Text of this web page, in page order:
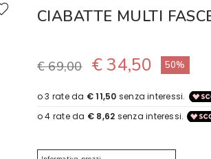
CIABATTE MULTI
€ 69,00 € 34,50 50%